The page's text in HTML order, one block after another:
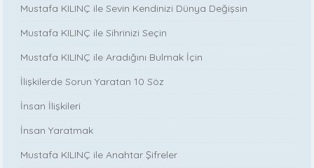
Mustafa KILINÇ ile Sevin Kendinizi Dünya Değişsin
Mustafa KILINÇ ile Sihrinizi Seçin
Mustafa KILINÇ ile Aradığını Bulmak İçin
İlişkilerde Sorun Yaratan 10 Söz
İnsan İlişkileri
İnsan Yaratmak
Mustafa KILINÇ ile Anahtar Şifreler